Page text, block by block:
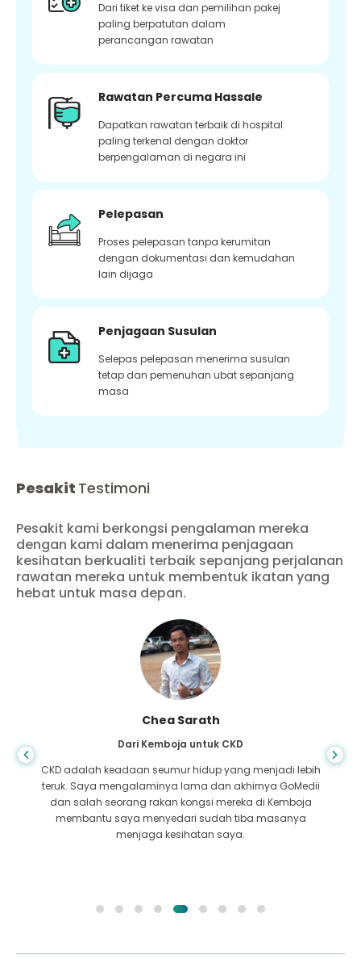
Dari tiket ke visa dan pemilihan pakej
paling berpatutan dalam
perancangan rawatan
Rawatan Percuma Hassale
Dapatkan rawatan terbaik di hospital
paling terkenal dengan doktor
berpengalaman di negara ini
Pelepasan
Proses pelepasan tanpa kerumitan
dengan dokumentasi dan kemudahan
lain dijaga
Penjagaan Susulan
Selepas pelepasan menerima susulan
tetap dan pemenuhan ubat sepanjang
masa
Pesakit Testimoni
Pesakit kami berkongsi pengalaman mereka
dengan kami dalam menerima penjagaan
kesihatan berkualiti terbaik sepanjang perjalanan
rawatan mereka untuk membentuk ikatan yang
hebat untuk masa depan.
Arif Hafiz
Dari Bangladesh untuk Sirosis Hati
Anda tidak pernah tahu bila kehidupan mengambil giliran
yang salah, apabila saya didiagnosis dengan sirosis hati,
saya tidak mempunyai tempat untuk pergi. Dana saya
kurang dan saya tidak tahu apa yang perlu dilakukan.
Saya telah dihubungi rakan kongsi GoMedii di Bangladesh.